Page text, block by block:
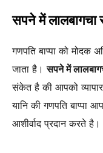
सपने में लालबागचा
गणपति बाप्पा को मोदक
जाता है।सपने में
संकेत है की आपको
यानि की गणपति बाप्पा
आशीर्वाद प्रदान करते है।